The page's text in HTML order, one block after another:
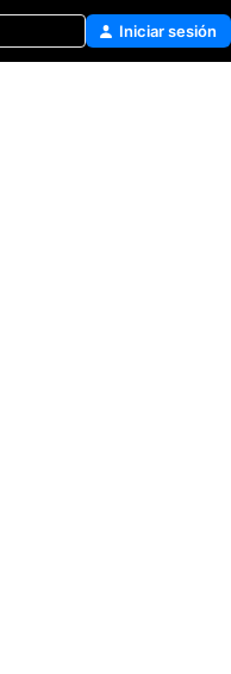
Iniciar sesión